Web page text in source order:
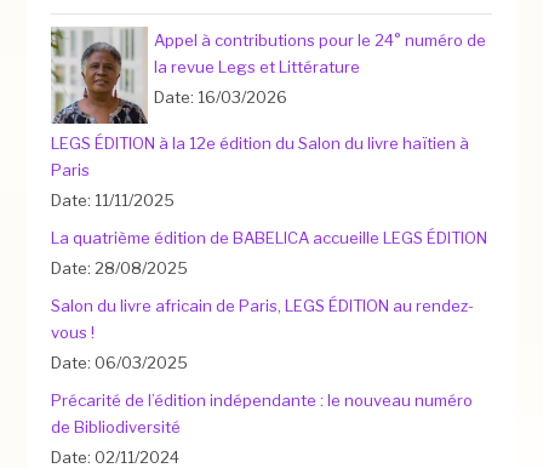
Appel à contributions pour le 24° numéro de
la revue Legs et Littérature
Date: 16/03/2026
LEGS ÉDITION à la 12e édition du Salon du livre haïtien à
Paris
Date: 11/11/2025
La quatrième édition de BABELICA accueille LEGS ÉDITION
Date: 28/08/2025
Salon du livre africain de Paris, LEGS ÉDITION au rendez-
vous !
Date: 06/03/2025
Précarité de l’édition indépendante : le nouveau numéro
de Bibliodiversité
Date: 02/11/2024